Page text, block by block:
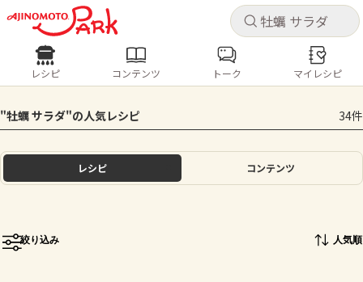
キャ
ログインするとレシピを保存できます
ログイン
ホーム
キャ
レシピ コンテンツ
人気の食材・レシピ
きゅうり なす トマト とうもろこし
ピーマン
レシピ コンテンツ トーク マイレシピ
"牡蠣 サラダ"の人気レシピ 34件
レシピ コンテンツ
絞り込み 人気順